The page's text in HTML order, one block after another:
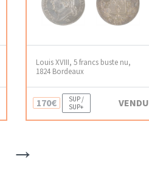
Louis XVIII, 5 francs buste nu,
1824 Bordeaux
170€
SUP /
SUP+
VENDU
→